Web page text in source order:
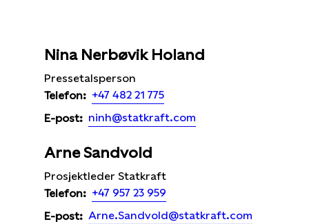
Nina Nerbøvik Holand
Pressetalsperson
Telefon: +47 482 21 775
E-post: ninh@statkraft.com
Arne Sandvold
Prosjektleder Statkraft
Telefon: +47 957 23 959
E-post: Arne.Sandvold@statkraft.com